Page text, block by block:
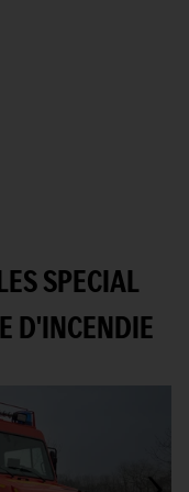
SPECIAL
D'INCENDIE